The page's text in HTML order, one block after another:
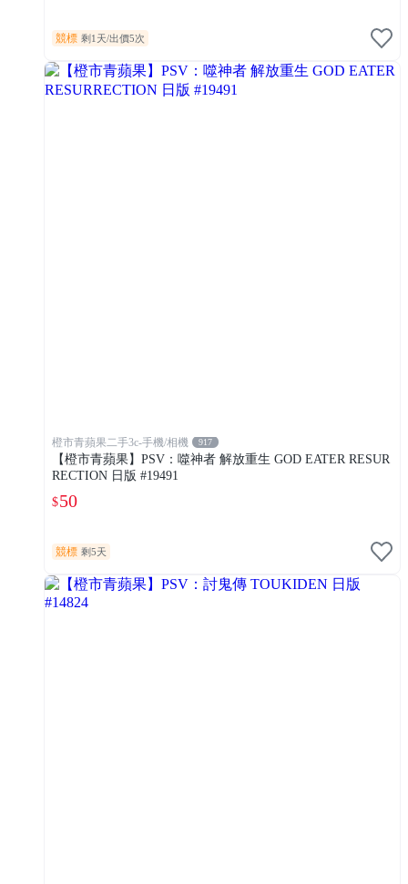
競標 剩1天/出價5次
橙市青蘋果二手3c-手機/相機 917
【橙市青蘋果】PSV：噬神者 解放重生 GOD EATER RESUR
RECTION 日版 #19491
$50
競標 剩5天